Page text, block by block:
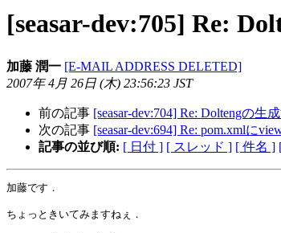
[seasar-dev:705] Re:
加藤 潤一 [E-MAIL ADDRESS DELETED]
2007年 4月 26日 (木) 23:56:23 JST
前の記事 [seasar-dev:704] Re: Doltengの
次の記事 [seasar-dev:694] Re: pom.xmlに
記事の並び順: [ 日付 ] [ スレッド ] [ 件名 ]
加藤です．
ちょっときいてみますねぇ．